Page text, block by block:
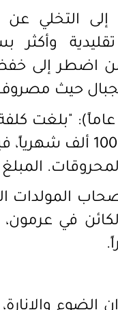
التخلي عن
تقليدية
حيث
المبلغ
المولدات